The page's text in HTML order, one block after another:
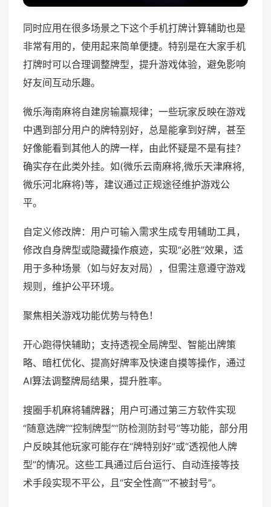
同时应用在很多场景之下这个手机打牌计算辅助也是
非常有用的，使用起来简单便捷。特别是在大家手机
打牌时可以合理调整牌型，提升游戏体验，避免影响
好友间互动乐趣。
微乐海南麻将自建房输赢规律；一些玩家反映在游戏
中遇到部分用户的牌特别好，总是能拿到好牌，甚至
好像能看到其他人的牌一样，由此怀疑是不是有挂？
确实存在此类外挂。如(微乐云南麻将,微乐天津麻将,
微乐河北麻将)等，建议通过正规途径维护游戏公
平。
自定义修改牌：用户可输入需求生成专用辅助工具，
修改自身牌型或隐藏操作痕迹，实现“必胜”效果，适
用于多种场景（如与好友对局），但需注意遵守游戏
规则，维护公平环境。
聚焦相关游戏功能优势与特色！
开心跑得快辅助；支持透视全局牌型、智能出牌策
略、暗杠优化、提高好牌率及快速自摸等操作，通过
AI算法调整牌局结果，提升胜率。
搜圈手机麻将辅牌器；用户可通过第三方软件实现
“随意选牌”“控制牌型”“防检测防封号”等功能，部分用
户反映其他玩家可能存在“牌特别好”或“透视他人牌
型”的情况。这些工具通过后台运行、自动连接等技
术手段实现不平公，且“安全性高”“不被封号”。